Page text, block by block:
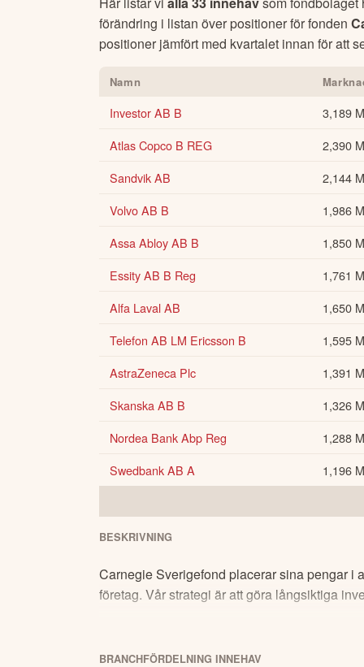
förändring i listan över positioner för fonden
positioner jämfört med kvartalet innan för att
Namn
Investor AB B
3,189
Atlas Copco B REG
2,390
Sandvik AB
2,144
Volvo AB B
1,986
Assa Abloy AB B
1,850
Essity AB B Reg
1,761
Alfa Laval AB
1,650
Telefon AB LM Ericsson B
1,595
AstraZeneca Plc
1,391
Skanska AB B
1,326
Nordea Bank Abp Reg
1,288
Swedbank AB A
1,196
BESKRIVNING
Carnegie Sverigefond placerar sina pengar i
företag. Vår strategi är att göra långsiktiga
BRANCHFÖRDELNING INNEHAV